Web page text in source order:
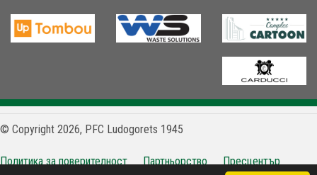
© Copyright 2026, PFC Ludogorets 1945
Политика за поверителност Партньорство
Пресцентър